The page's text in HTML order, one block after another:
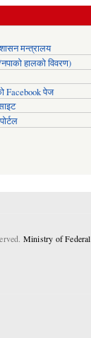
मन्त्रालय
नपाको हालको विवरण)
Facebook पेज
Ministry of